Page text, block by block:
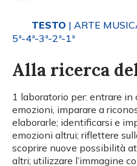
TESTO | ARTE
5ª-4ª-3ª-2ª-1ª
Alla ricerca
1 laboratorio per: entrare
emozioni, imparare a
elaborarle; identificarsi e
emozioni altrui; riflettere
scoprire nuove possibilità
altri; utilizzare l’immagine